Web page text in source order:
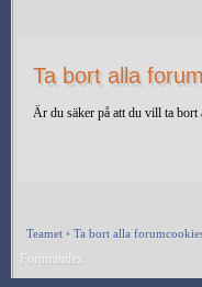
Ta bort alla
Är du säker på att du vill ta bort
Teamet • Ta bort alla
Forumindex